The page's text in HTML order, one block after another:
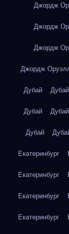
Джордж
Джордж
Джордж
Джордж
Дубай Дубай
Дубай Дубай
Дубай
Екатеринбург
Екатеринбург
Екатеринбург
Екатеринбург